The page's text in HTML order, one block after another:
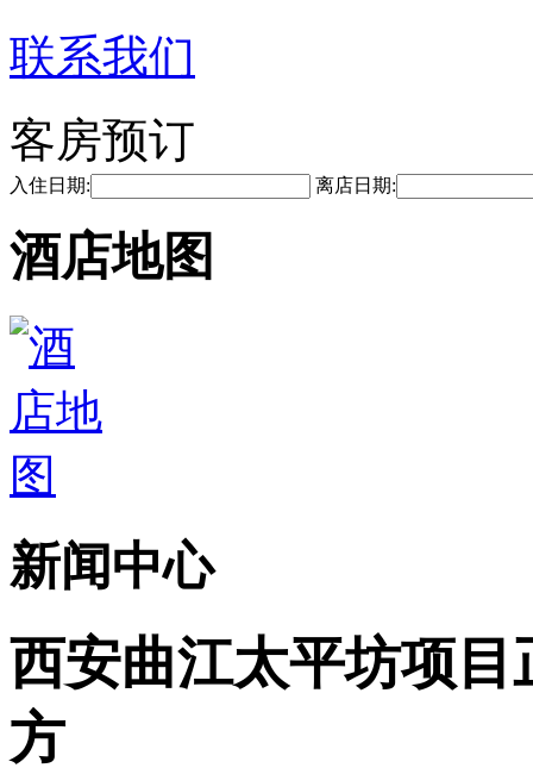
联系我们
客房预订
入住日期: 离店日期:
酒店地图
新闻中心
西安曲江太平坊项目
方